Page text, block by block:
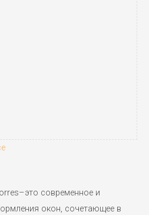
современное и
окон, сочетающее в